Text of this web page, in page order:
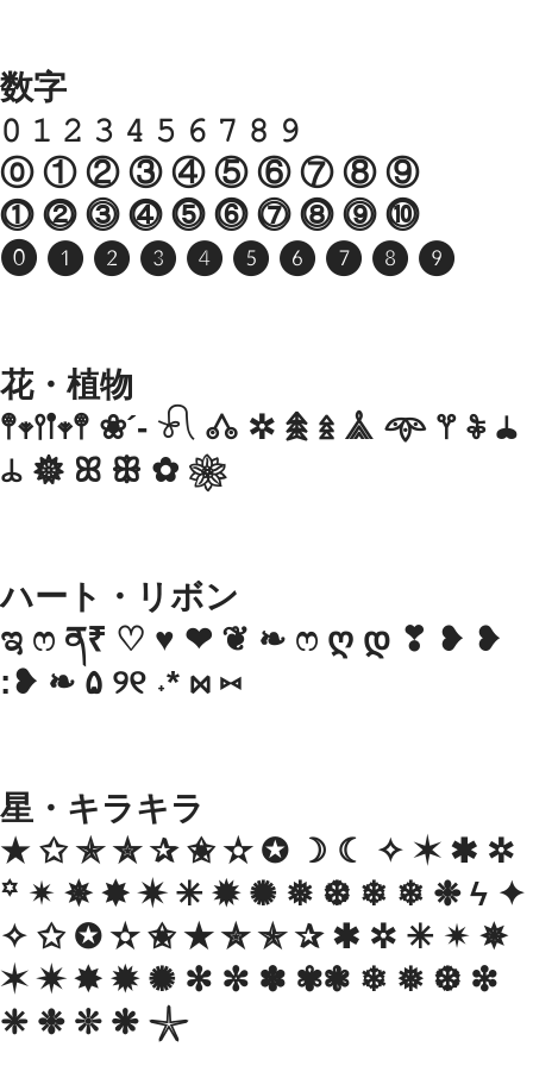
数字
𝟶 𝟷 𝟸 𝟹 𝟺 𝟻 𝟼 𝟽 𝟾 𝟿
⓪ ① ② ③ ④ ⑤ ⑥ ⑦ ⑧ ⑨
⓵ ⓶ ⓷ ⓸ ⓹ ⓺ ⓻ ⓼ ⓽ ⓾
⓿ ❶ ❷ ❸ ❹ ❺ ❻ ❼ ❽ ❾
花・植物
𖤣𖥧𖥣𖡡𖥧𖤣 ❀´- 𓍯 𖦊 ✲ 𖠰 𖥍 𖣰 𖥸 𖦥 𖦞 𖢇
𖧡 𖣔 ꕤ ꕥ ✿ ❀
ハート・リボン
ಇ ෆ ན₹ ♡ ♥ ❤︎︎ ❦ ❧ ෆ ღ დ︎ ❣︎ ❥ ❥︎
:❥︎ ❧ ۵ ୨୧ ˖* ⋈ ⑅
星・キラキラ
★ ✩ ✯ ✮ ✰ ✬ ✫ ✪ ☽ ☾ ✧ ✶ ✱ ✲
꙳ ✴︎ ✵ ✸ ✷ ✳︎ ✹ ✺ ❅ ❆ ❄︎ ❄ ❉ ϟ ✦
✧ ✩ ✪ ✫ ✬ ✭ ✮ ✯ ✰ ✱ ✲ ✳ ✴ ✵
✶ ✷ ✸ ✹ ✺ ✻ ✼ ✽ ✾❃ ❄ ❅ ❆ ❇
❈ ❉ ❊ ❋ 𓇼